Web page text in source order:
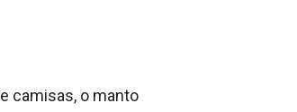
camisas, o manto